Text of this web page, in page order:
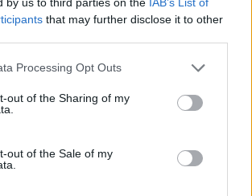
that may further disclose it to other
Processing Opt Outs
out of the Sharing of my
out of the Sale of my